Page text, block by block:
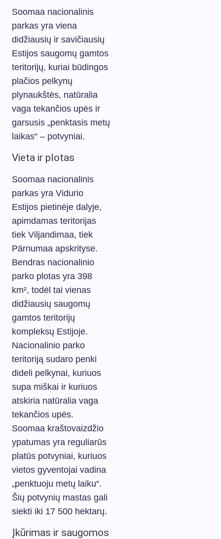
Soomaa nacionalinis
parkas yra viena
didžiausių ir savičiausių
Estijos saugomų gamtos
teritorijų, kuriai būdingos
plačios pelkynų
plynaukštės, natūralia
vaga tekančios upės ir
garsusis „penktasis metų
laikas“ – potvyniai.
Vieta ir plotas
Soomaa nacionalinis
parkas yra Vidurio
Estijos pietinėje dalyje,
apimdamas teritorijas
tiek Viljandimaa, tiek
Pärnumaa apskrityse.
Bendras nacionalinio
parko plotas yra 398
km², todėl tai vienas
didžiausių saugomų
gamtos teritorijų
kompleksų Estijoje.
Nacionalinio parko
teritoriją sudaro penki
dideli pelkynai, kuriuos
supa miškai ir kuriuos
atskiria natūralia vaga
tekančios upės.
Soomaa kraštovaizdžio
ypatumas yra reguliarūs
platūs potvyniai, kuriuos
vietos gyventojai vadina
„penktuoju metų laiku“.
Šių potvynių mastas gali
siekti iki 17 500 hektarų.
Įkūrimas ir saugomos